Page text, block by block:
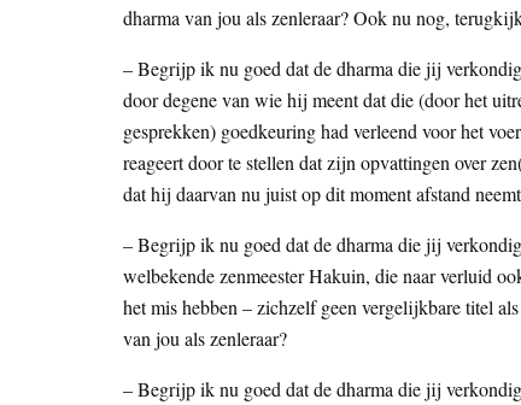
dharma van jou als zenleraar? Ook nu nog,
– Begrijp ik nu goed dat de dharma die jij
door degene van wie hij meent dat die (door het
gesprekken) goedkeuring had verleend voor het
reageert door te stellen dat zijn opvattingen over
dat hij daarvan nu juist op dit moment afstand
– Begrijp ik nu goed dat de dharma die jij
welbekende zenmeester Hakuin, die naar verluid
het mis hebben – zichzelf geen vergelijkbare titel
van jou als zenleraar?
– Begrijp ik nu goed dat de dharma die jij